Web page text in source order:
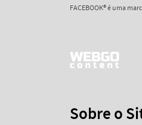
FACEBOOK® é uma
Sobre o